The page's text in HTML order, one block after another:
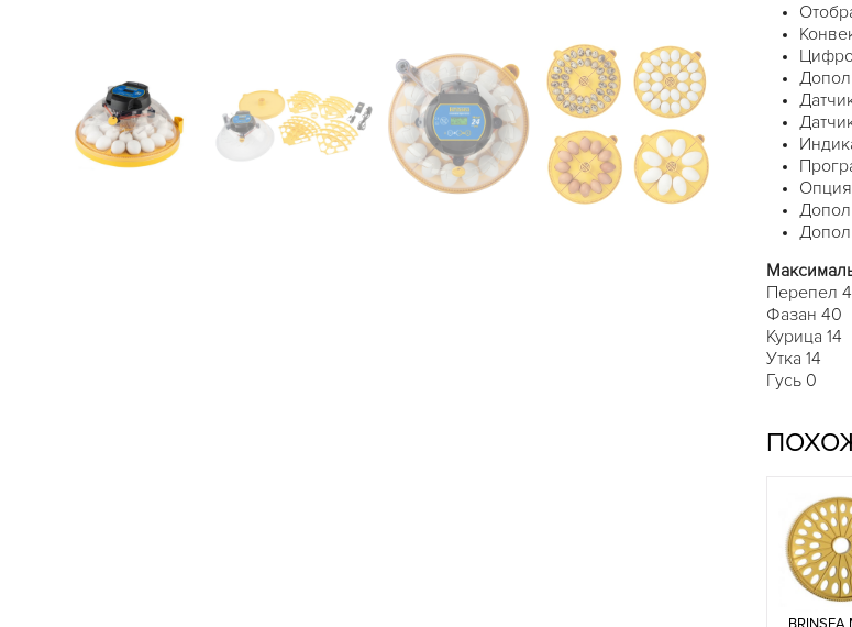
Опция
Перепел
Фазан 40
Курица 14
Утка 14
Гусь 0
BRINSEA